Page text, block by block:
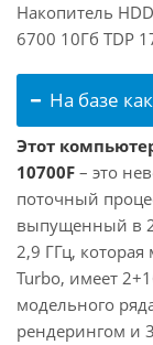
Накопитель
6700 10Гб TDP
На базе
Этот
10700F – это
поточный
выпущенный в
2,9 ГГц,
Turbo, имеет
модельного
рендерингом и